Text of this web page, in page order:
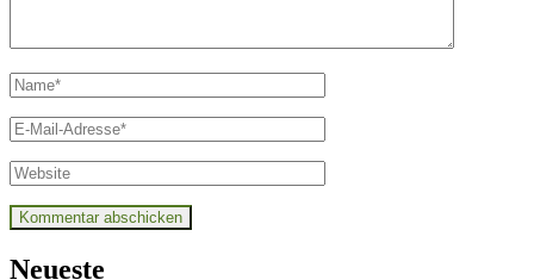
Name*
E-
Mail*
Website
Neueste